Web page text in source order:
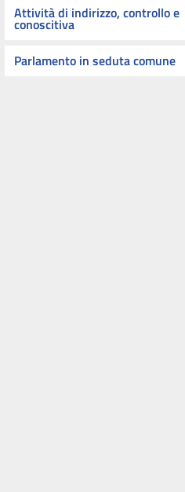
Attività di indirizzo, controllo e
conoscitiva
Parlamento in seduta comune